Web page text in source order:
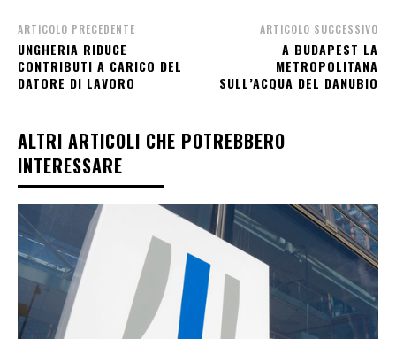
ARTICOLO PRECEDENTE
UNGHERIA RIDUCE
CONTRIBUTI A CARICO DEL
DATORE DI LAVORO
ARTICOLO SUCCESSIVO
A BUDAPEST LA
METROPOLITANA
SULL’ACQUA DEL DANUBIO
ALTRI ARTICOLI CHE POTREBBERO
INTERESSARE